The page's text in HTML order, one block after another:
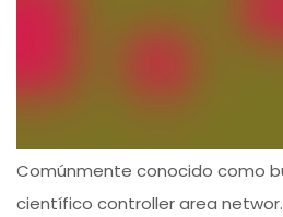
Comúnmente conocido como
científico controller area networ.